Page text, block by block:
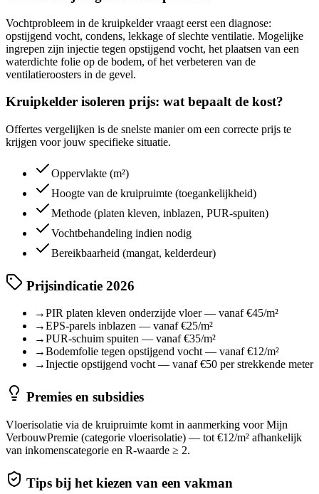
Vochtprobleem in de kruipkelder vraagt eerst een diagnose:
opstijgend vocht, condens, lekkage of slechte ventilatie. Mogelijke
ingrepen zijn injectie tegen opstijgend vocht, het plaatsen van een
waterdichte folie op de bodem, of het verbeteren van de
ventilatieroosters in de gevel.
Kruipkelder isoleren prijs: wat bepaalt de kost?
Offertes vergelijken is de snelste manier om een correcte prijs te
krijgen voor jouw specifieke situatie.
Oppervlakte (m²)
Hoogte van de kruipruimte (toegankelijkheid)
Methode (platen kleven, inblazen, PUR-spuiten)
Vochtbehandeling indien nodig
Bereikbaarheid (mangat, kelderdeur)
Prijsindicatie 2026
→PIR platen kleven onderzijde vloer — vanaf €45/m²
→EPS-parels inblazen — vanaf €25/m²
→PUR-schuim spuiten — vanaf €35/m²
→Bodemfolie tegen opstijgend vocht — vanaf €12/m²
→Injectie opstijgend vocht — vanaf €50 per strekkende meter
Premies en subsidies
Vloerisolatie via de kruipruimte komt in aanmerking voor Mijn
VerbouwPremie (categorie vloerisolatie) — tot €12/m² afhankelijk
van inkomenscategorie en R-waarde ≥ 2.
Tips bij het kiezen van een vakman